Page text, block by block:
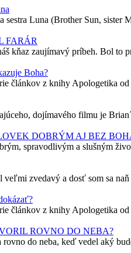
Luna (Brother Sun, sister
FARÁR
kňaz zaujímavý príbeh. Bol to
Boha?
článkov z knihy Apologetika
dojímavého filmu je
DOBRÝM AJ BEZ
spravodlivým a slušným
zvedavý a dosť som sa
článkov z knihy Apologetika
ROVNO DO NEBA?
do neba, keď vedel aký